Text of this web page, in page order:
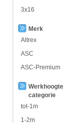
3x16
Merk
Altrex
ASC
ASC-Premium
Werkhoogte
categorie
tot-1m
1-2m